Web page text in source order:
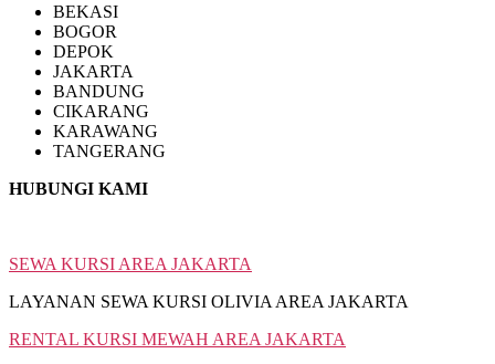
BEKASI
BOGOR
DEPOK
JAKARTA
BANDUNG
CIKARANG
KARAWANG
TANGERANG
HUBUNGI KAMI
SEWA KURSI AREA JAKARTA
LAYANAN SEWA KURSI OLIVIA AREA JAKARTA
RENTAL KURSI MEWAH AREA JAKARTA